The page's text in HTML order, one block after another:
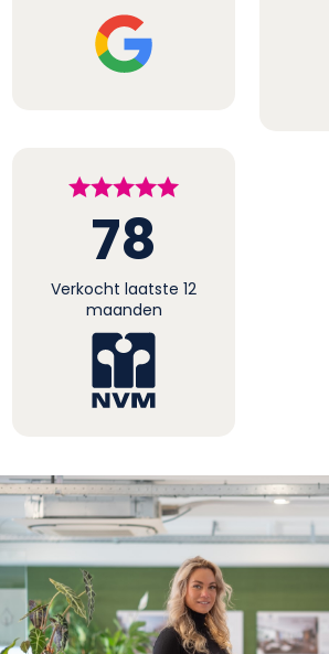
78
Verkocht laatste 12
maanden